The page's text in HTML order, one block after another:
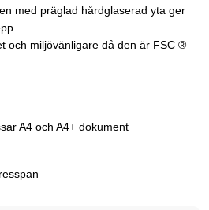
med präglad hårdglaserad yta ger
och miljövänligare då den är FSC ®
A4 och A4+ dokument